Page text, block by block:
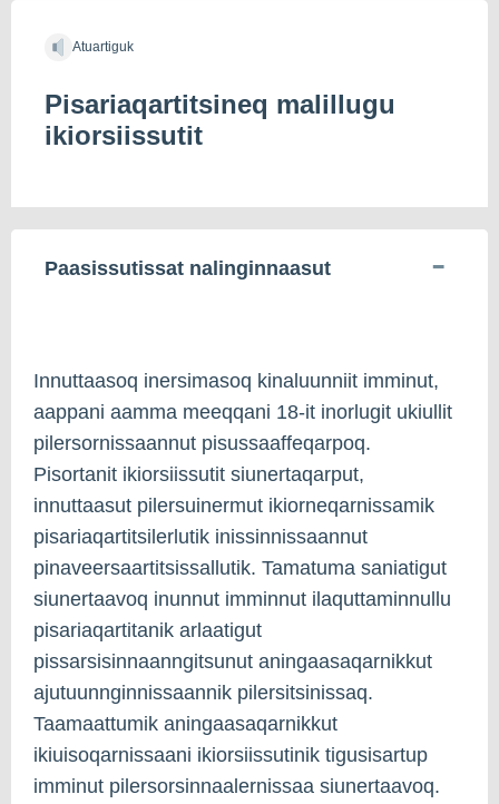
Atuartiguk
Pisariaqartitsineq malillugu
ikiorsiissutit
Paasissutissat nalinginnaasut
Innuttaasoq inersimasoq kinaluunniit imminut,
aappani aamma meeqqani 18-it inorlugit ukiullit
pilersornissaannut pisussaaffeqarpoq.
Pisortanit ikiorsiissutit siunertaqarput,
innuttaasut pilersuinermut ikiorneqarnissamik
pisariaqartitsilerlutik inissinnissaannut
pinaveersaartitsissallutik. Tamatuma saniatigut
siunertaavoq inunnut imminnut ilaquttaminnullu
pisariaqartitanik arlaatigut
pissarsisinnaanngitsunut aningaasaqarnikkut
ajutuunnginnissaannik pilersitsinissaq.
Taamaattumik aningaasaqarnikkut
ikiuisoqarnissaani ikiorsiissutinik tigusisartup
imminut pilersorsinnaalernissaa siunertaavoq.